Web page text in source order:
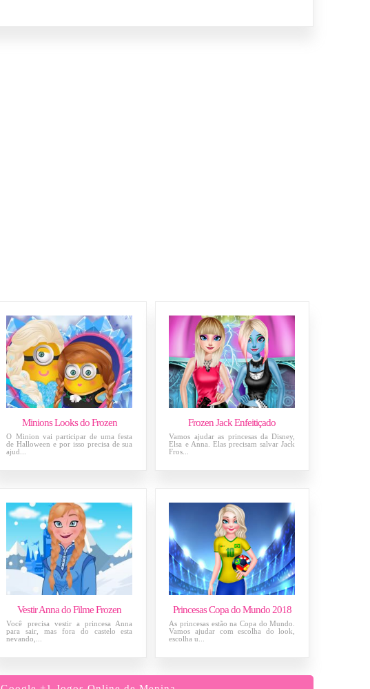
Minions Looks do Frozen
O Minion vai participar de uma festa
de Halloween e por isso precisa de sua
ajud...
Frozen Jack Enfeitiçado
Vamos ajudar as princesas da Disney,
Elsa e Anna. Elas precisam salvar Jack
Fros...
Vestir Anna do Filme Frozen
Você precisa vestir a princesa Anna
para sair, mas fora do castelo esta
nevando,...
Princesas Copa do Mundo 2018
As princesas estão na Copa do Mundo.
Vamos ajudar com escolha do look,
escolha u...